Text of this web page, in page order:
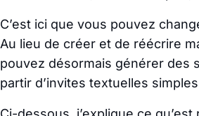
C’est ici que vous pouvez
Au lieu de créer et de réécrire
pouvez désormais générer des
partir d’invites textuelles